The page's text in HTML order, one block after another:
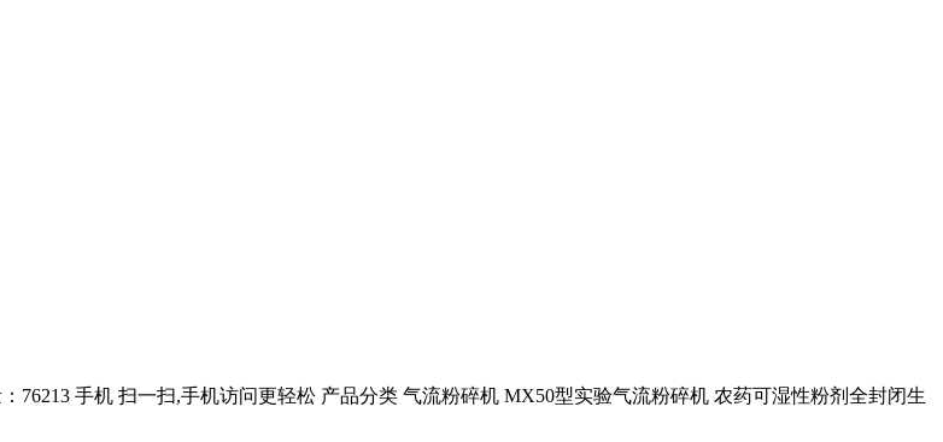
76213 手机 扫一扫,手机访问更轻松 产品分类 气流粉碎机 MX50型实验气流粉碎机 农药可湿性粉剂全封闭生